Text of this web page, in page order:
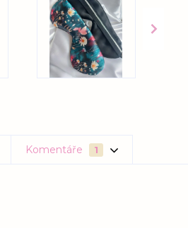
Komentáře 1